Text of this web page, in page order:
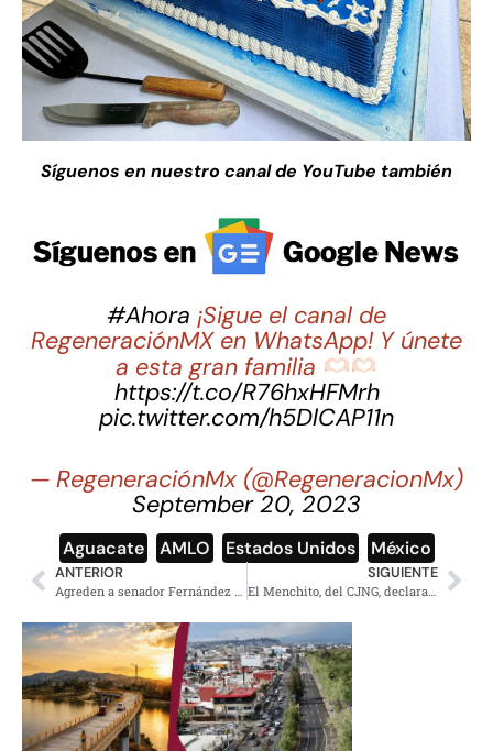
Síguenos en nuestro canal de YouTube también
#Ahora ¡Sigue el canal de
RegeneraciónMX en WhatsApp! Y únete
a esta gran familia
https://t.co/R76hxHFMrh
pic.twitter.com/h5DlCAP11n
— RegeneraciónMx (@RegeneracionMx)
September 20, 2023
Aguacate AMLO Estados Unidos México
ANTERIOR SIGUIENTE
El Menchito, del CJNG, declarado culpable de narcotráfico en Columbia